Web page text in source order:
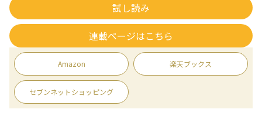
試し読み
連載ページはこちら
Amazon 楽天ブックス
セブンネットショッピング